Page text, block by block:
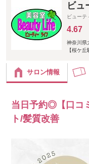
ビュ
ビュー
4.67
神奈川県
【桜ケ
サロン情報
当日予約◎【口コ
ト/髪質改善